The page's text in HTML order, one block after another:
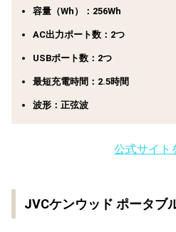
容量（Wh）：256Wh
AC出力ポート数：2つ
USBポート数：2つ
最短充電時間：2.5時間
波形：正弦波
公式サイト
JVCケンウッド ポータブ